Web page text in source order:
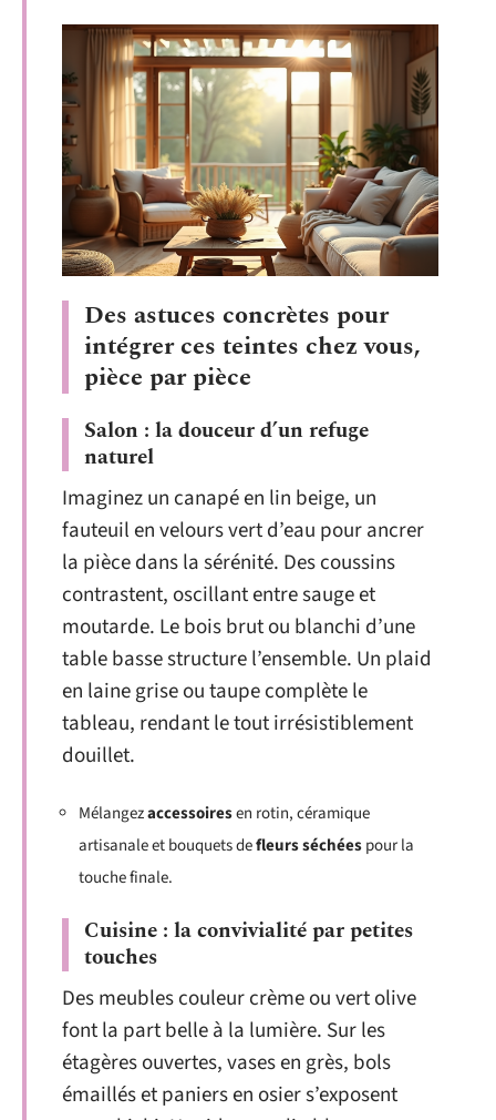
Des astuces concrètes pour
intégrer ces teintes chez vous,
pièce par pièce
Salon : la douceur d’un refuge
naturel
Imaginez un canapé en lin beige, un
fauteuil en velours vert d’eau pour ancrer
la pièce dans la sérénité. Des coussins
contrastent, oscillant entre sauge et
moutarde. Le bois brut ou blanchi d’une
table basse structure l’ensemble. Un plaid
en laine grise ou taupe complète le
tableau, rendant le tout irrésistiblement
douillet.
Mélangezaccessoiresen rotin, céramique
artisanale et bouquets defleurs séchéespour la
touche finale.
Cuisine : la convivialité par petites
touches
Des meubles couleur crème ou vert olive
font la part belle à la lumière. Sur les
étagères ouvertes, vases en grès, bols
émaillés et paniers en osier s’exposent